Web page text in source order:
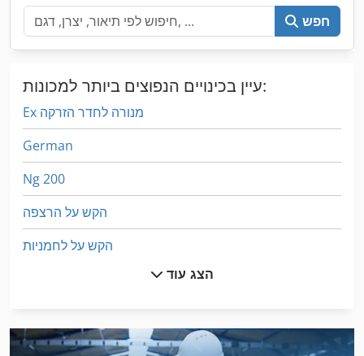
חפש
עיין בכינויים הנפוצים ביותר למכונות:
Ex מנורה לחדר הזרקה
German
Ng 200
הקש על הרצפה
הקש על לחמניות
לחץ על מסגרת
הצג עוד